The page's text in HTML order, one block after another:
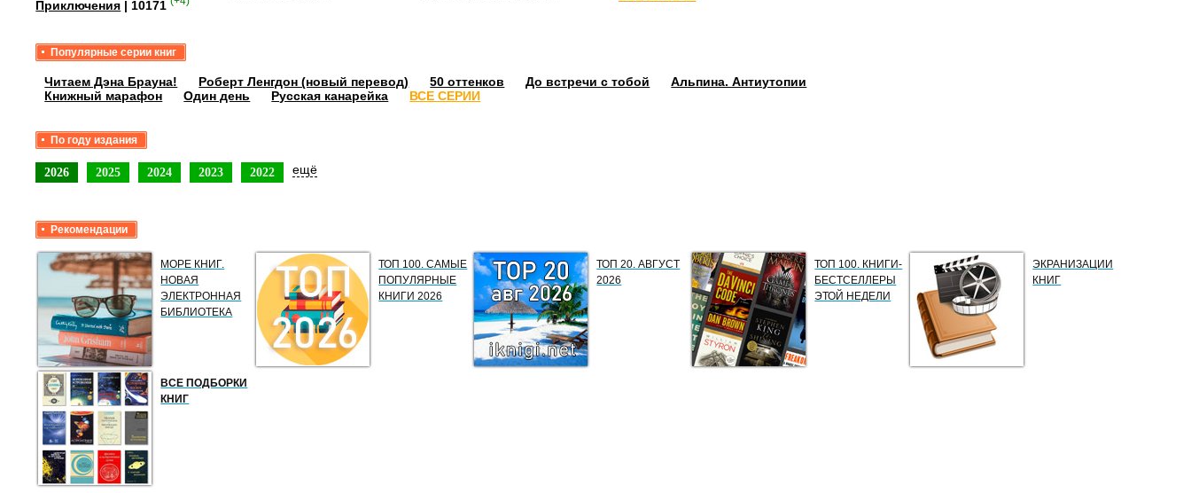
Приключения | 10171
Популярные серии книг
Читаем Дэна Брауна! Роберт Ленгдон (новый перевод) 50 оттенков До встречи с тобой
Альпина. Антиутопии
Книжный марафон
Один день Русская канарейка ВСЕ СЕРИИ
По году издания
2026 2025 2024 2023 2022 ещё
Рекомендации
МОРЕ КНИГ.
НОВАЯ
ЭЛЕКТРОННАЯ
БИБЛИОТЕКА
ТОП 100. САМЫЕ
ПОПУЛЯРНЫЕ
КНИГИ 2026
ТОП 20. АВГУСТ
2026
ТОП 100. КНИГИ-
БЕСТСЕЛЛЕРЫ
ЭТОЙ НЕДЕЛИ
ЭКРАНИЗАЦИИ
КНИГ
ВСЕ ПОДБОРКИ
КНИГ